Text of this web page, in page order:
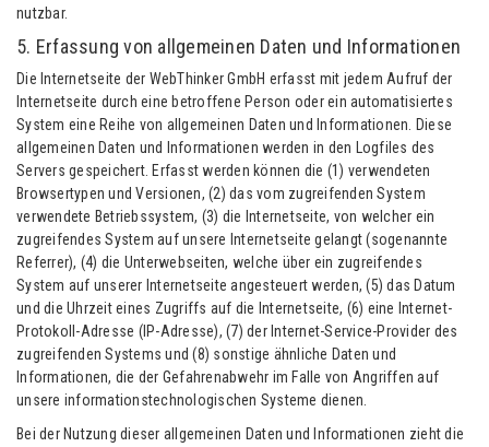
nutzbar.
5. Erfassung von allgemeinen Daten und Informationen
Die Internetseite der WebThinker GmbH erfasst mit jedem Aufruf der
Internetseite durch eine betroffene Person oder ein automatisiertes
System eine Reihe von allgemeinen Daten und Informationen. Diese
allgemeinen Daten und Informationen werden in den Logfiles des
Servers gespeichert. Erfasst werden können die (1) verwendeten
Browsertypen und Versionen, (2) das vom zugreifenden System
verwendete Betriebssystem, (3) die Internetseite, von welcher ein
zugreifendes System auf unsere Internetseite gelangt (sogenannte
Referrer), (4) die Unterwebseiten, welche über ein zugreifendes
System auf unserer Internetseite angesteuert werden, (5) das Datum
und die Uhrzeit eines Zugriffs auf die Internetseite, (6) eine Internet-
Protokoll-Adresse (IP-Adresse), (7) der Internet-Service-Provider des
zugreifenden Systems und (8) sonstige ähnliche Daten und
Informationen, die der Gefahrenabwehr im Falle von Angriffen auf
unsere informationstechnologischen Systeme dienen.
Bei der Nutzung dieser allgemeinen Daten und Informationen zieht die